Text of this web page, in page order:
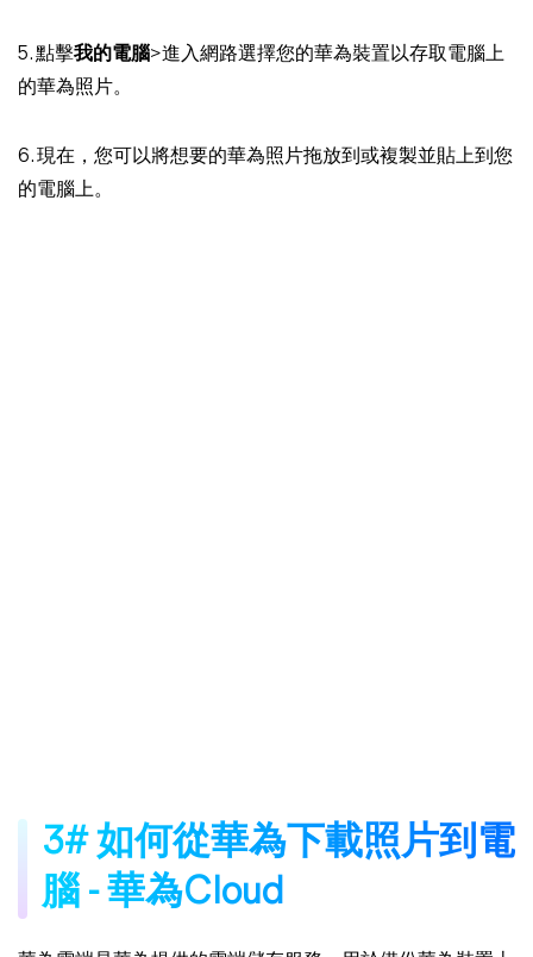
5. 點擊我的電腦>進入網路選擇您的華為裝置以存取電腦上
的華為照片。
6. 現在，您可以將想要的華為照片拖放到或複製並貼上到您
的電腦上。
3# 如何從華為下載照片到電
腦 - 華為Cloud